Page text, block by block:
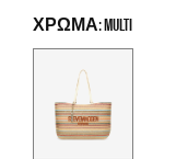
ΧΡΏΜΑ: MULTI